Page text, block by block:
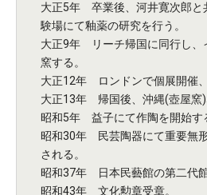
大正5年 卒業後、河井寛次郎と
験場にて釉薬の研究を行う。
大正9年 リーチ帰国に同行し、
窯する。
大正12年 ロンドンで個展開催、
大正13年 帰国後、沖縄(壺屋窯)
昭和5年 益子にて作陶を開始す
昭和30年 民芸陶器にて重要無
される。
昭和37年 日本民藝館の第二代館
昭和43年 文化勲章受章。